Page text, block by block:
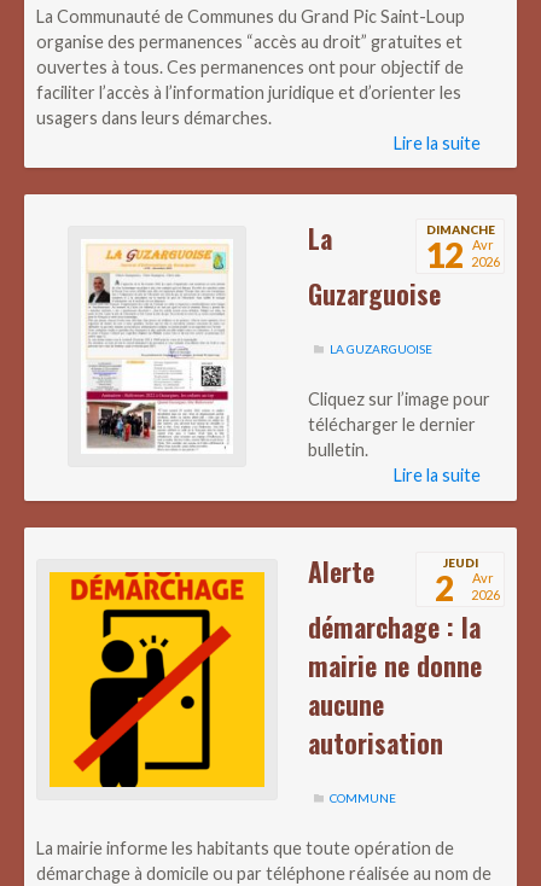
La Communauté de Communes du Grand Pic Saint-Loup
organise des permanences “accès au droit” gratuites et
ouvertes à tous. Ces permanences ont pour objectif de
faciliter l’accès à l’information juridique et d’orienter les
usagers dans leurs démarches.
Lire la suite
DIMANCHE
12
Avr
2026
La
Guzarguoise
LA GUZARGUOISE
Cliquez sur l’image pour
télécharger le dernier
bulletin.
Lire la suite
JEUDI
2
Avr
2026
Alerte
démarchage : la
mairie ne donne
aucune
autorisation
COMMUNE
La mairie informe les habitants que toute opération de
démarchage à domicile ou par téléphone réalisée au nom de